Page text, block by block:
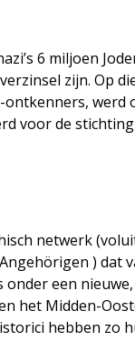
6 miljoen
zijn. Op
werd
voor de
netwerk
örigen ) dat
een
het Midden-
hebben zo